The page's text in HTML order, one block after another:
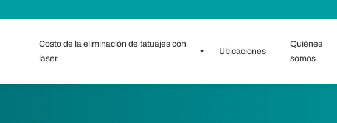
Costo de la eliminación de tatuajes con
laser
Ubicaciones
Quiénes
somos